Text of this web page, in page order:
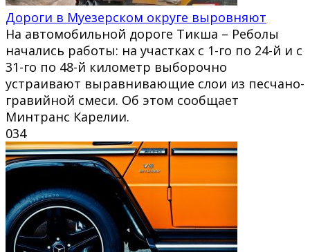
Дороги в Муезерском округе выровняют
На автомобильной дороге Тикша – Реболы
начались работы: на участках с 1-го по 24-й и с
31-го по 48-й километр выборочно
устраивают выравнивающие слои из песчано-
гравийной смеси. Об этом сообщает
Минтранс Карелии.
034